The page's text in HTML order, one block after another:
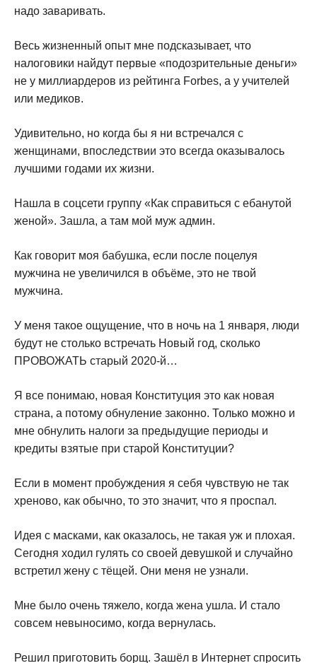
надо заваривать.
Весь жизненный опыт мне подсказывает, что
налоговики найдут первые «подозрительные деньги»
не у миллиардеров из рейтинга Forbes, а у учителей
или медиков.
Удивительно, но когда бы я ни встречался с
женщинами, впоследствии это всегда оказывалось
лучшими годами их жизни.
Нашла в соцсети группу «Как справиться с ебанутой
женой». Зашла, а там мой муж админ.
Как говорит моя бабушка, если после поцелуя
мужчина не увеличился в объёме, это не твой
мужчина.
У меня такое ощущение, что в ночь на 1 января, люди
будут не столько встречать Новый год, сколько
ПРОВОЖАТЬ старый 2020-й…
Я все понимаю, новая Конституция это как новая
страна, а потому обнуление законно. Только можно и
мне обнулить налоги за предыдущие периоды и
кредиты взятые при старой Конституции?
Если в момент пробуждения я себя чувствую не так
хреново, как обычно, то это значит, что я проспал.
Идея с масками, как оказалось, не такая уж и плохая.
Сегодня ходил гулять со своей девушкой и случайно
встретил жену с тёщей. Они меня не узнали.
Мне было очень тяжело, когда жена ушла. И стало
совсем невыносимо, когда вернулась.
Решил приготовить борщ. Зашёл в Интернет спросить